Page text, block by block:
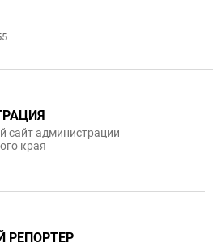
сайт администрации
края
РЕПОРТЕР